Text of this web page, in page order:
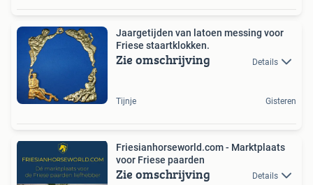
Jaargetijden van latoen messing voor
Friese staartklokken.
Zie omschrijving Details
Tijnje Gisteren
Friesianhorseworld.com - Marktplaats
voor Friese paarden
Zie omschrijving Details